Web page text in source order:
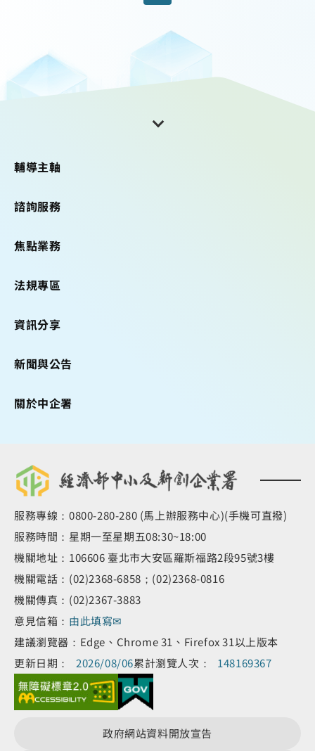
輔導主軸
諮詢服務
焦點業務
法規專區
資訊分享
新聞與公告
關於中企署
服務專線：0800-280-280 (馬上辦服務中心)(手機可直撥)
服務時間：星期一至星期五08:30~18:00
機關地址：106606 臺北市大安區羅斯福路2段95號3樓
機關電話：(02)2368-6858；(02)2368-0816
機關傳真：(02)2367-3883
意見信箱： 由此填寫✉
建議瀏覽器：Edge、Chrome 31、Firefox 31以上版本
更新日期：
2026/08/06累計瀏覽人次： 148169367
政府網站資料開放宣告